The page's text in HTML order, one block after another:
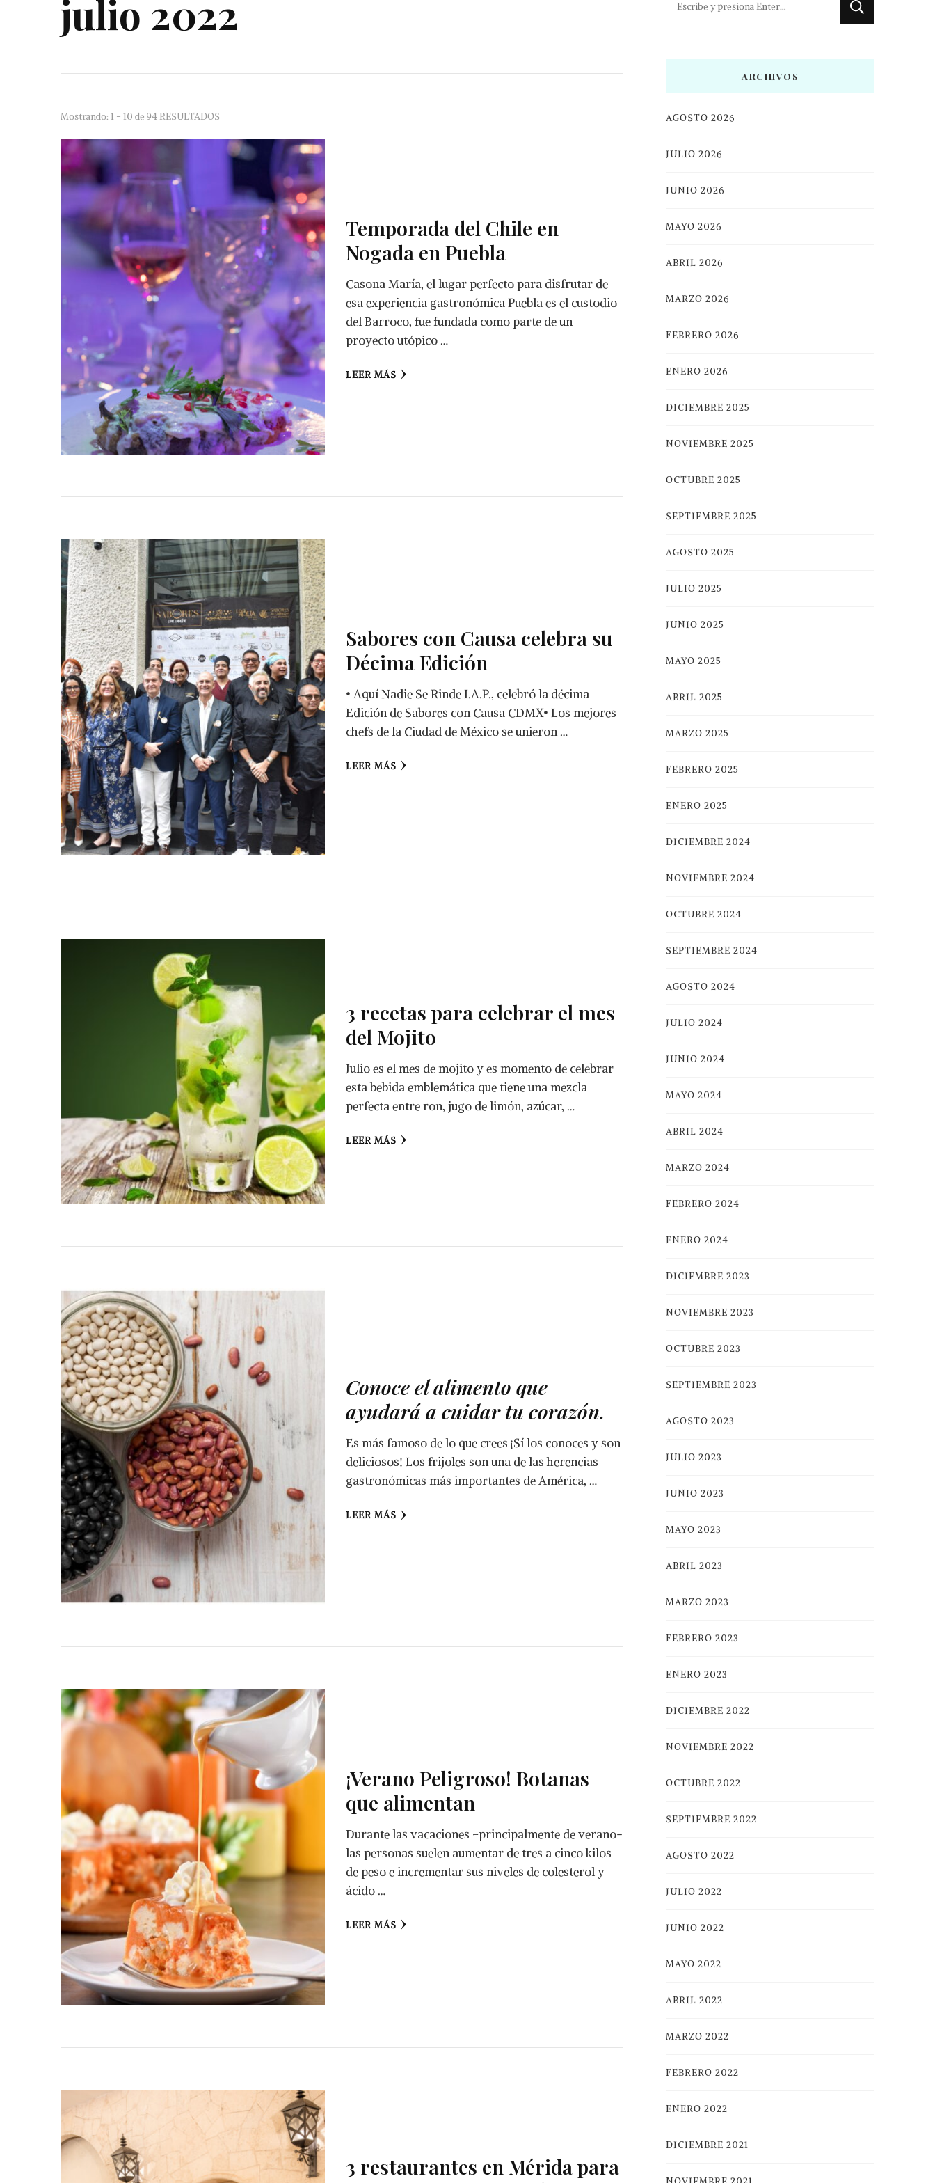
julio 2022
Mostrando: 1 - 10 de 94 RESULTADOS
Temporada del Chile en
Nogada en Puebla
Casona María, el lugar perfecto para disfrutar de
esa experiencia gastronómica Puebla es el custodio
del Barroco, fue fundada como parte de un
proyecto utópico …
LEER MÁS
Sabores con Causa celebra su
Décima Edición
• Aquí Nadie Se Rinde I.A.P., celebró la décima
Edición de Sabores con Causa CDMX• Los mejores
chefs de la Ciudad de México se unieron …
LEER MÁS
3 recetas para celebrar el mes
del Mojito
Julio es el mes de mojito y es momento de celebrar
esta bebida emblemática que tiene una mezcla
perfecta entre ron, jugo de limón, azúcar, …
LEER MÁS
Conoce el alimento que
ayudará a cuidar tu corazón.
Es más famoso de lo que crees ¡Sí los conoces y son
deliciosos! Los frijoles son una de las herencias
gastronómicas más importantes de América, …
LEER MÁS
¡Verano Peligroso! Botanas
que alimentan
Durante las vacaciones –principalmente de verano-
las personas suelen aumentar de tres a cinco kilos
de peso e incrementar sus niveles de colesterol y
ácido …
LEER MÁS
3 restaurantes en Mérida para
ARCHIVOS
AGOSTO 2026
JULIO 2026
JUNIO 2026
MAYO 2026
ABRIL 2026
MARZO 2026
FEBRERO 2026
ENERO 2026
DICIEMBRE 2025
NOVIEMBRE 2025
OCTUBRE 2025
SEPTIEMBRE 2025
AGOSTO 2025
JULIO 2025
JUNIO 2025
MAYO 2025
ABRIL 2025
MARZO 2025
FEBRERO 2025
ENERO 2025
DICIEMBRE 2024
NOVIEMBRE 2024
OCTUBRE 2024
SEPTIEMBRE 2024
AGOSTO 2024
JULIO 2024
JUNIO 2024
MAYO 2024
ABRIL 2024
MARZO 2024
FEBRERO 2024
ENERO 2024
DICIEMBRE 2023
NOVIEMBRE 2023
OCTUBRE 2023
SEPTIEMBRE 2023
AGOSTO 2023
JULIO 2023
JUNIO 2023
MAYO 2023
ABRIL 2023
MARZO 2023
FEBRERO 2023
ENERO 2023
DICIEMBRE 2022
NOVIEMBRE 2022
OCTUBRE 2022
SEPTIEMBRE 2022
AGOSTO 2022
JULIO 2022
JUNIO 2022
MAYO 2022
ABRIL 2022
MARZO 2022
FEBRERO 2022
ENERO 2022
DICIEMBRE 2021